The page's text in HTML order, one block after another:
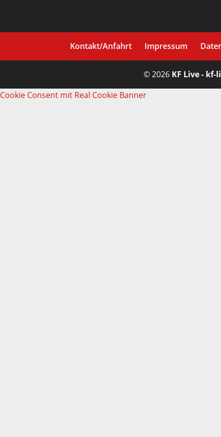
Kontakt/Anfahrt Impressum
© 2026 KF Live - kf-
Cookie Consent mit Real Cookie Banner